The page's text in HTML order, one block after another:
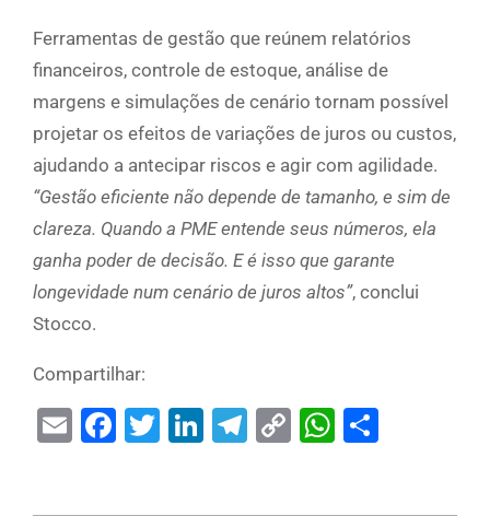
Ferramentas de gestão que reúnem relatórios
financeiros, controle de estoque, análise de
margens e simulações de cenário tornam possível
projetar os efeitos de variações de juros ou custos,
ajudando a antecipar riscos e agir com agilidade.
“Gestão eficiente não depende de tamanho, e sim de
clareza. Quando a PME entende seus números, ela
ganha poder de decisão. E é isso que garante
longevidade num cenário de juros altos”, conclui
Stocco.
Compartilhar:
EmailFacebook
Twitter
LinkedIn
Telegram
Copy